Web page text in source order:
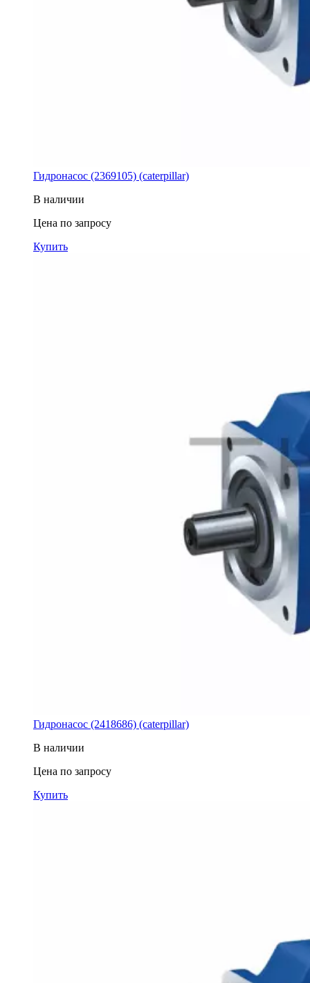
Гидронасос (2369105) (caterpillar)
В наличии
Цена по запросу
Купить
Гидронасос (2418686) (caterpillar)
В наличии
Цена по запросу
Купить